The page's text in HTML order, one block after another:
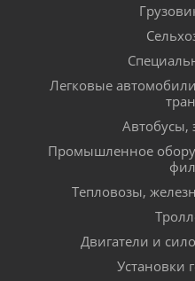
Легковые
Автобусы,
Промышленное
Тепловозы,
Двигатели и
Установки